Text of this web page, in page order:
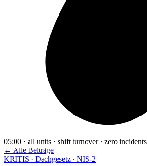
05:00 · all units · shift turnover · zero incidents
← Alle Beiträge
KRITIS · Dachgesetz · NIS-2